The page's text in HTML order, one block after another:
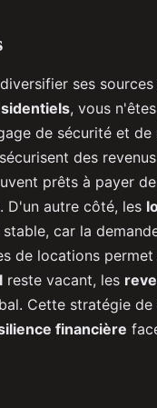
ses sources
, vous
de sécurité et de
des
prêts à payer
D'un autre côté, les
car la
de locations
reste vacant, les
Cette stratégie
financière